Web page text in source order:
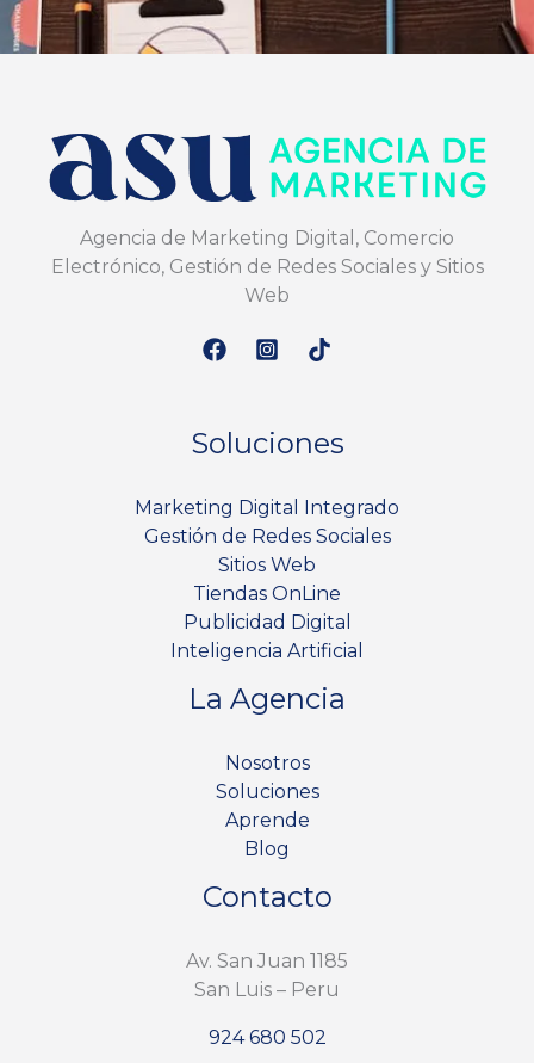
Agencia de Marketing Digital, Comercio
Electrónico, Gestión de Redes Sociales y Sitios
Web
Soluciones
Marketing Digital Integrado
Gestión de Redes Sociales
Sitios Web
Tiendas OnLine
Publicidad Digital
Inteligencia Artificial
La Agencia
Nosotros
Soluciones
Aprende
Blog
Contacto
Av. San Juan 1185
San Luis – Peru
924 680 502